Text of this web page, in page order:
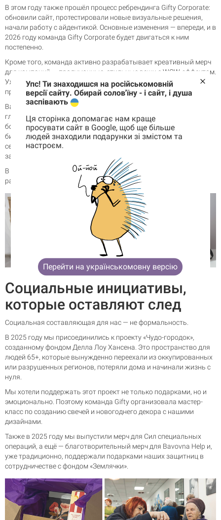
В этом году также прошёл процесс ребрендинга Gifty Corporate:
обновили сайт, протестировали новые визуальные решения,
начали работу с айдентикой. Основные изменения — впереди, и в
2026 году команда Gifty Corporate будет двигаться к ним
постепенно.
Кроме того, команда активно разрабатывает креативный мерч
для компаний — продуманные, стильные вещи с WOW-эффектом.
Уже в ближайшее времяна сайтепоявятся новые позиции и
презентации.
Важной частью года стало глубокое исследование: около 10
глубинных интервью с HR и руководителями компаний и опрос
более чем 120 респондентов. Один из ключевых инсайтов —
бизнесу не хватает креативных партнёров, которые берут на
себя идею, производство и логистику, а также есть чёткий
запрос на украинских производителей.
В 2025 году команда Gifty Corporate укрепилась, и все очень
рады людям, которые к нам присоединились.
Социальные инициативы,
которые оставляют след
Социальная составляющая для нас — не формальность.
В 2025 году мы присоединились к проекту «Чудо-городок»,
созданному фондом Делла Лоу Хансена. Это пространство для
людей 65+, которые вынужденно переехали из оккупированных
или разрушенных регионов, потеряли дома и начинали жизнь с
нуля.
Мы хотели поддержать этот проект не только подарками, но и
эмоционально. Поэтому команда Gifty организовала мастер-
класс по созданию свечей и новогоднего декора с нашими
дизайнами.
Также в 2025 году мы выпустили мерч для Сил специальных
операций, а ещё — благотворительный мерч для Bavovna Help и,
уже традиционно, поддержали подарками наших защитниц в
сотрудничестве с фондом «Землячки».
Упс! Ти знаходишся на російськомовній
версії сайту. Обирай солов'їну - і сайт, і душа
заспівають
Ця сторінка допомагає нам краще
просувати сайт в Google, щоб ще більше
людей знаходили подарунки зі змістом та
настроєм.
Перейти на українськомовну версію
Корзина 0 товары
Корзина пуста